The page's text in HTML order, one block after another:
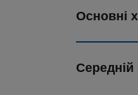
Основні
Середній